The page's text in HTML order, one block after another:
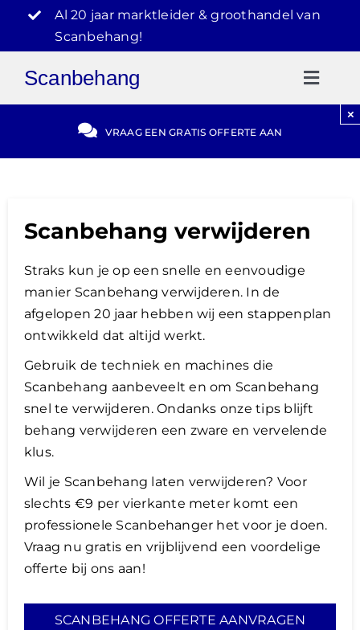
inhoud
Al 20 jaar marktleider & groothandel van
Scanbehang!
Scanbehang
Gratis Offerte
Video Reviews
VRAAG EEN GRATIS OFFERTE AAN
×
Scanbehang verwijderen
Straks kun je op een snelle en eenvoudige
manier Scanbehang verwijderen. In de
afgelopen 20 jaar hebben wij een stappenplan
ontwikkeld dat altijd werkt.
Gebruik de techniek en machines die
Scanbehang aanbeveelt en om Scanbehang
snel te verwijderen. Ondanks onze tips blijft
behang verwijderen een zware en vervelende
klus.
Wil je Scanbehang laten verwijderen? Voor
slechts €9 per vierkante meter komt een
professionele Scanbehanger het voor je doen.
Vraag nu gratis en vrijblijvend een voordelige
offerte bij ons aan!
SCANBEHANG OFFERTE AANVRAGEN